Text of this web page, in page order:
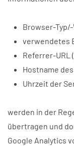
Browser-
verwendetes
Referrer-URL
Hostname
Uhrzeit der
werden in der
übertragen und
Google Analytics